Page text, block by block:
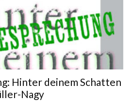
Hinter deinem Schatten
Nagy